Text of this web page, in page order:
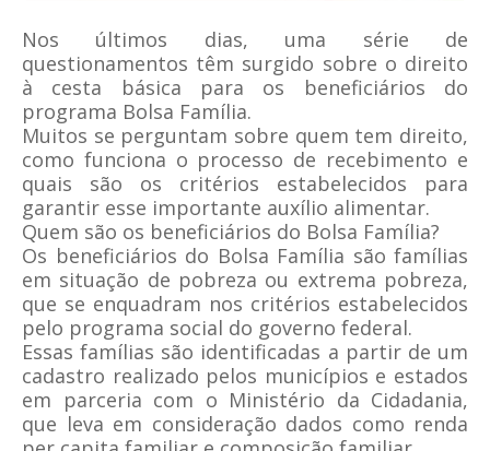
Nos últimos dias, uma série de
questionamentos têm surgido sobre o direito
à cesta básica para os beneficiários do
programa Bolsa Família.
Muitos se perguntam sobre quem tem direito,
como funciona o processo de recebimento e
quais são os critérios estabelecidos para
garantir esse importante auxílio alimentar.
Quem são os beneficiários do Bolsa Família?
Os beneficiários do Bolsa Família são famílias
em situação de pobreza ou extrema pobreza,
que se enquadram nos critérios estabelecidos
pelo programa social do governo federal.
Essas famílias são identificadas a partir de um
cadastro realizado pelos municípios e estados
em parceria com o Ministério da Cidadania,
que leva em consideração dados como renda